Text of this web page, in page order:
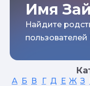
Имя
Найдите
А Б В Г Д Е Ж З